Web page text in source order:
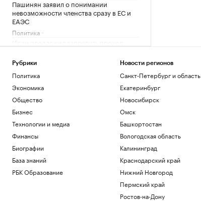
Пашинян заявил о понимании
невозможности членства сразу в ЕС и
ЕАЭС
Политика
Иран предложил запретить проход
Политика
Над Доном, Кубанью и другими
регионами РФ сбили более 200 БПЛА
Ростов-на-Дону
Корпоративный налог в ОАЭ: как не
года
Подписка на РБК
Инвесторы вложили рекордные ₽33,7
млрд в фонды денежного рынка в июле
Инвестиции
В результате нападений на
криптоинвесторов украдено $30 млн с
Рубрики
Политика
Экономика
Общество
Бизнес
Технологии и медиа
Финансы
Биографии
База знаний
РБК Образование
Новости регионов
Санкт-Петербург и область
Екатеринбург
Новосибирск
Омск
Башкортостан
Вологодская область
Калининград
Краснодарский край
Нижний Новгород
Пермский край
Ростов-на-Дону